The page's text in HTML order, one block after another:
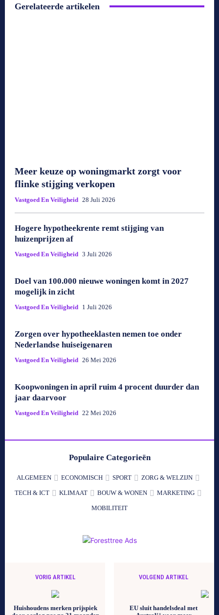
Gerelateerde artikelen
Meer keuze op woningmarkt zorgt voor
flinke stijging verkopen
Vastgoed En Veiligheid 28 Juli 2026
Hogere hypotheekrente remt stijging van
huizenprijzen af
Vastgoed En Veiligheid 3 Juli 2026
Doel van 100.000 nieuwe woningen komt in 2027
mogelijk in zicht
Vastgoed En Veiligheid 1 Juli 2026
Zorgen over hypotheeklasten nemen toe onder
Nederlandse huiseigenaren
Vastgoed En Veiligheid 26 Mei 2026
Koopwoningen in april ruim 4 procent duurder dan
jaar daarvoor
Vastgoed En Veiligheid 22 Mei 2026
Populaire Categorieën
ALGEMEEN ECONOMISCH SPORT ZORG & WELZIJN
TECH & ICT KLIMAAT BOUW & WONEN MARKETING
MOBILITEIT
VORIG ARTIKEL
Huishoudens merken prijspiek
VOLGEND ARTIKEL
EU sluit handelsdeal met